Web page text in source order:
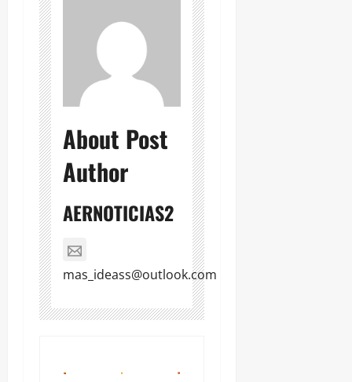
About Post
Author
AERNOTICIAS2
mas_ideass@outlook.com